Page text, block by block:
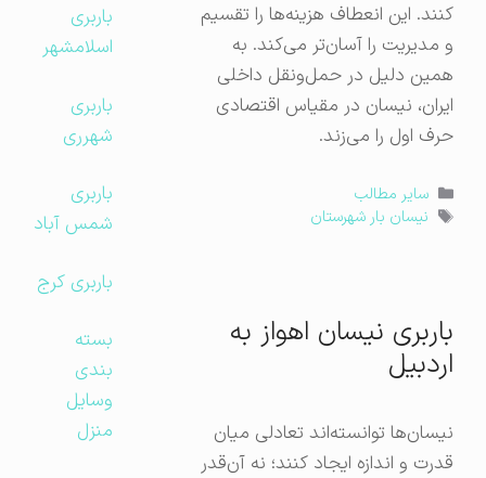
کنند. این انعطاف هزینه‌ها را تقسیم
و مدیریت را آسان‌تر می‌کند. به
همین دلیل در حمل‌و‌نقل داخلی
ایران، نیسان در مقیاس اقتصادی
حرف اول را می‌زند.
دسته‌ها
سایر مطالب
برچسب‌ها
نیسان بار شهرستان
باربری نیسان اهواز به
اردبیل
نیسان‌ها توانسته‌اند تعادلی میان
قدرت و اندازه ایجاد کنند؛ نه آن‌قدر
باربری
اسلامشهر
باربری
شهرری
باربری
شمس آباد
باربری کرج
بسته
بندی
وسایل
منزل